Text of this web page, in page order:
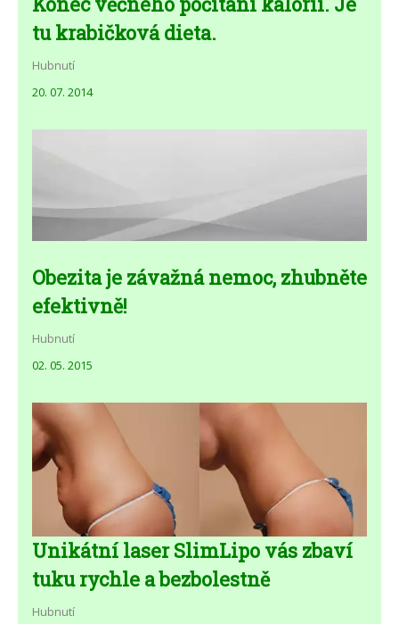
tu krabičková dieta.
Hubnutí
20. 07. 2014
Obezita je závažná nemoc, zhubněte
efektivně!
Hubnutí
02. 05. 2015
Unikátní laser SlimLipo vás zbaví
tuku rychle a bezbolestně
Hubnutí